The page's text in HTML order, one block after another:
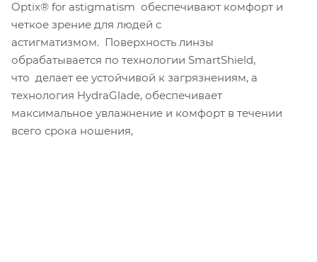
Optix® for astigmatism обеспечивают комфорт и
четкое зрение для людей с
астигматизмом. Поверхность линзы
обрабатывается по технологии SmartShield,
что делает ее устойчивой к загрязнениям, а
технология HydraGlade, обеспечивает
максимальное увлажнение и комфорт в течении
всего срока ношения,